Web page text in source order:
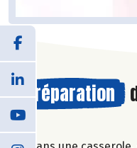
Préparation